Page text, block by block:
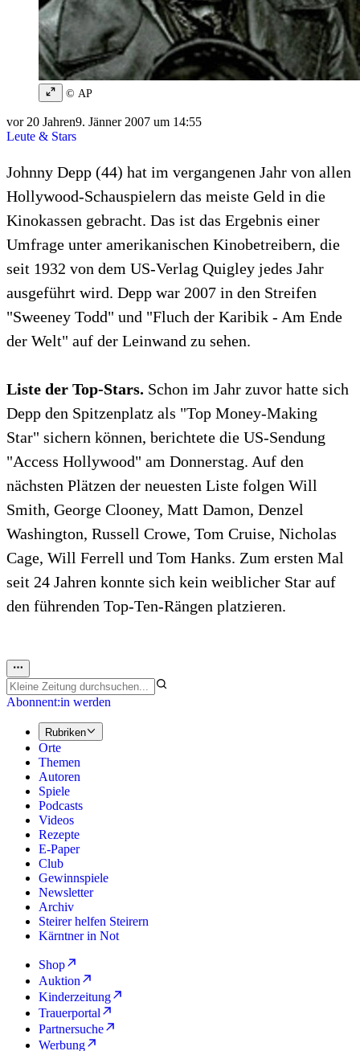
© AP
vor 20 Jahren9. Jänner 2007 um 14:55
Leute & Stars
Johnny Depp (44) hat im vergangenen Jahr von allen
Hollywood-Schauspielern das meiste Geld in die
Kinokassen gebracht. Das ist das Ergebnis einer
Umfrage unter amerikanischen Kinobetreibern, die
seit 1932 von dem US-Verlag Quigley jedes Jahr
ausgeführt wird. Depp war 2007 in den Streifen
"Sweeney Todd" und "Fluch der Karibik - Am Ende
der Welt" auf der Leinwand zu sehen.
Liste der Top-Stars. Schon im Jahr zuvor hatte sich
Depp den Spitzenplatz als "Top Money-Making
Star" sichern können, berichtete die US-Sendung
"Access Hollywood" am Donnerstag. Auf den
nächsten Plätzen der neuesten Liste folgen Will
Smith, George Clooney, Matt Damon, Denzel
Washington, Russell Crowe, Tom Cruise, Nicholas
Cage, Will Ferrell und Tom Hanks. Zum ersten Mal
seit 24 Jahren konnte sich kein weiblicher Star auf
den führenden Top-Ten-Rängen platzieren.
Abonnent:in werden
Rubriken
Orte
Themen
Autoren
Spiele
Podcasts
Videos
Rezepte
E-Paper
Club
Gewinnspiele
Newsletter
Archiv
Steirer helfen Steirern
Kärntner in Not
Shop
Auktion
Kinderzeitung
Trauerportal
Partnersuche
Werbung